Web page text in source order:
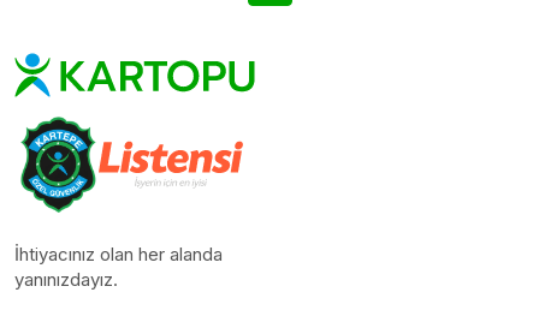
İhtiyacınız olan her alanda
yanınızdayız.